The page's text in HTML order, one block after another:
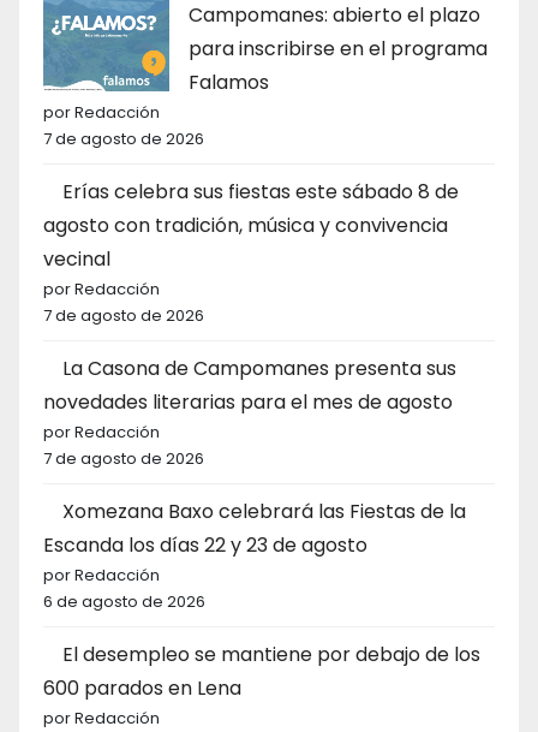
Campomanes: abierto el plazo
para inscribirse en el programa
Falamos
por Redacción
7 de agosto de 2026
Erías celebra sus fiestas este sábado 8 de
agosto con tradición, música y convivencia
vecinal
por Redacción
7 de agosto de 2026
La Casona de Campomanes presenta sus
novedades literarias para el mes de agosto
por Redacción
7 de agosto de 2026
Xomezana Baxo celebrará las Fiestas de la
Escanda los días 22 y 23 de agosto
por Redacción
6 de agosto de 2026
El desempleo se mantiene por debajo de los
600 parados en Lena
por Redacción